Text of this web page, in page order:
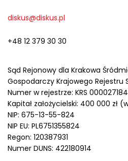
diskus@diskus.pl
+48 12 379 30 30
Sąd Rejonowy dla Krakowa
Gospodarczy Krajowego Rejestru
Numer w rejestrze: KRS
Kapitał założycielski: 400 000 zł
NIP: 675-13-55-824
NIP EU: PL6751355824
Regon: 120387931
Numer DUNS: 422180914